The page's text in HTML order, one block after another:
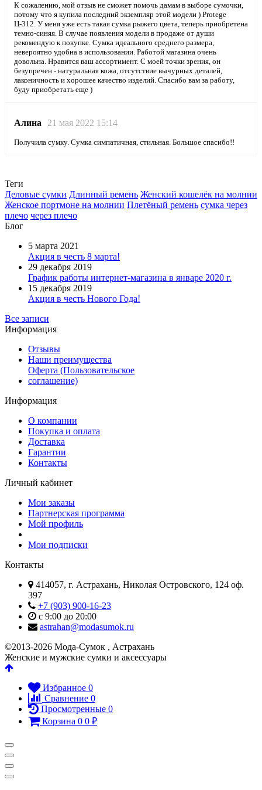
К сожалению, мой отзыв не сможет помочь дамам в выборе сумочки,
потому что я купила последний экземпляр этой модели ) Protege
Ц-312. У меня уже есть такая сумка рыжего цвета, теперь приобретена
темно-синяя. В случае появления модели в продаже от души
рекомендую к покупке. Сумка идеального среднего размера,
невероятно удобна в использовании. Работой магазина очень
довольна. Нравится ваш ассортимент. С моей точки зрения, он
безупречен - натуральная кожа, отсутствие вычурных деталей,
лаконичность и хорошее качество изделий. Спасибо вам за работу,
буду приобретать еще )
Алина 21 мая 2022 15:14
Получила сумку. Сумка симпатичная, стильная. Большое спасибо!!
Теги
Деловые сумки Длинный ремень Женский кошелёк на молнии
Женское портмоне на молнии Плетёный ремень сумка через
плечо через плечо
Блог
5 марта 2021
Акция в честь 8 марта!
29 декабря 2019
График работы интернет-магазина в январе 2020 г.
15 декабря 2019
Акция в честь Нового Года!
Все записи
Информация
Отзывы
Наши преимущества
Оферта (Пользовательское
соглашение)
Информация
О компании
Покупка и оплата
Доставка
Гарантии
Контакты
Личный кабинет
Мои заказы
Партнерская программа
Мой профиль
Мои подписки
Контакты
414057, г. Астрахань, Николая Островского, 124 оф.
397
+7 (903) 900-16-23
с 9:00 до 20:00
astrahan@modasumok.ru
©2013-2026 Мода-Сумок , Астрахань
Женские и мужские сумки и аксессуары
Избранное 0
Сравнение 0
Просмотренные 0
Корзина 0 0 ₽